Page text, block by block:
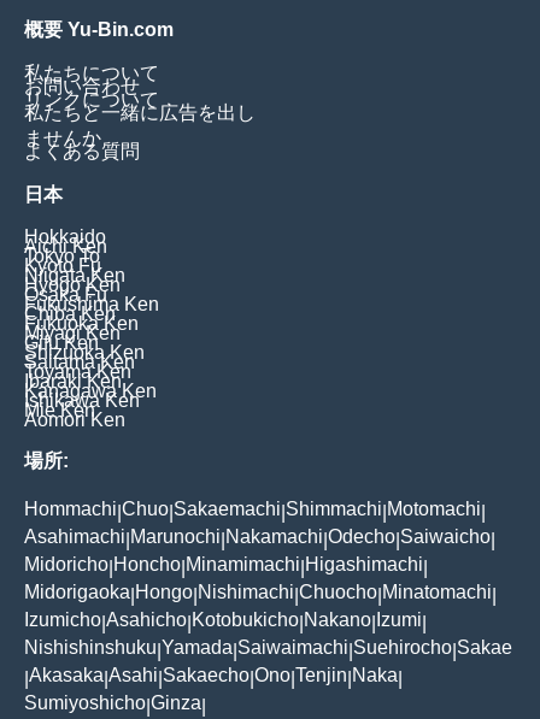
概要 Yu-Bin.com
私たちについて
お問い合わせ
リンクについて
私たちと一緒に広告を出し
ませんか
よくある質問
日本
Hokkaido
Aichi Ken
Tokyo To
Kyoto Fu
Niigata Ken
Hyogo Ken
Osaka Fu
Fukushima Ken
Chiba Ken
Fukuoka Ken
Miyagi Ken
Gifu Ken
Shizuoka Ken
Saitama Ken
Toyama Ken
Ibaraki Ken
Kanagawa Ken
Ishikawa Ken
Mie Ken
Aomori Ken
場所:
Hommachi Chuo Sakaemachi Shimmachi Motomachi
Asahimachi Marunochi Nakamachi Odecho Saiwaicho
Midoricho Honcho Minamimachi Higashimachi
Midorigaoka Hongo Nishimachi Chuocho Minatomachi
Izumicho Asahicho Kotobukicho Nakano Izumi
Nishishinshuku Yamada Saiwaimachi Suehirocho Sakae
Akasaka Asahi Sakaecho Ono Tenjin Naka
Sumiyoshicho Ginza